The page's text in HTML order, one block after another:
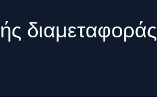
διαμεταφοράς